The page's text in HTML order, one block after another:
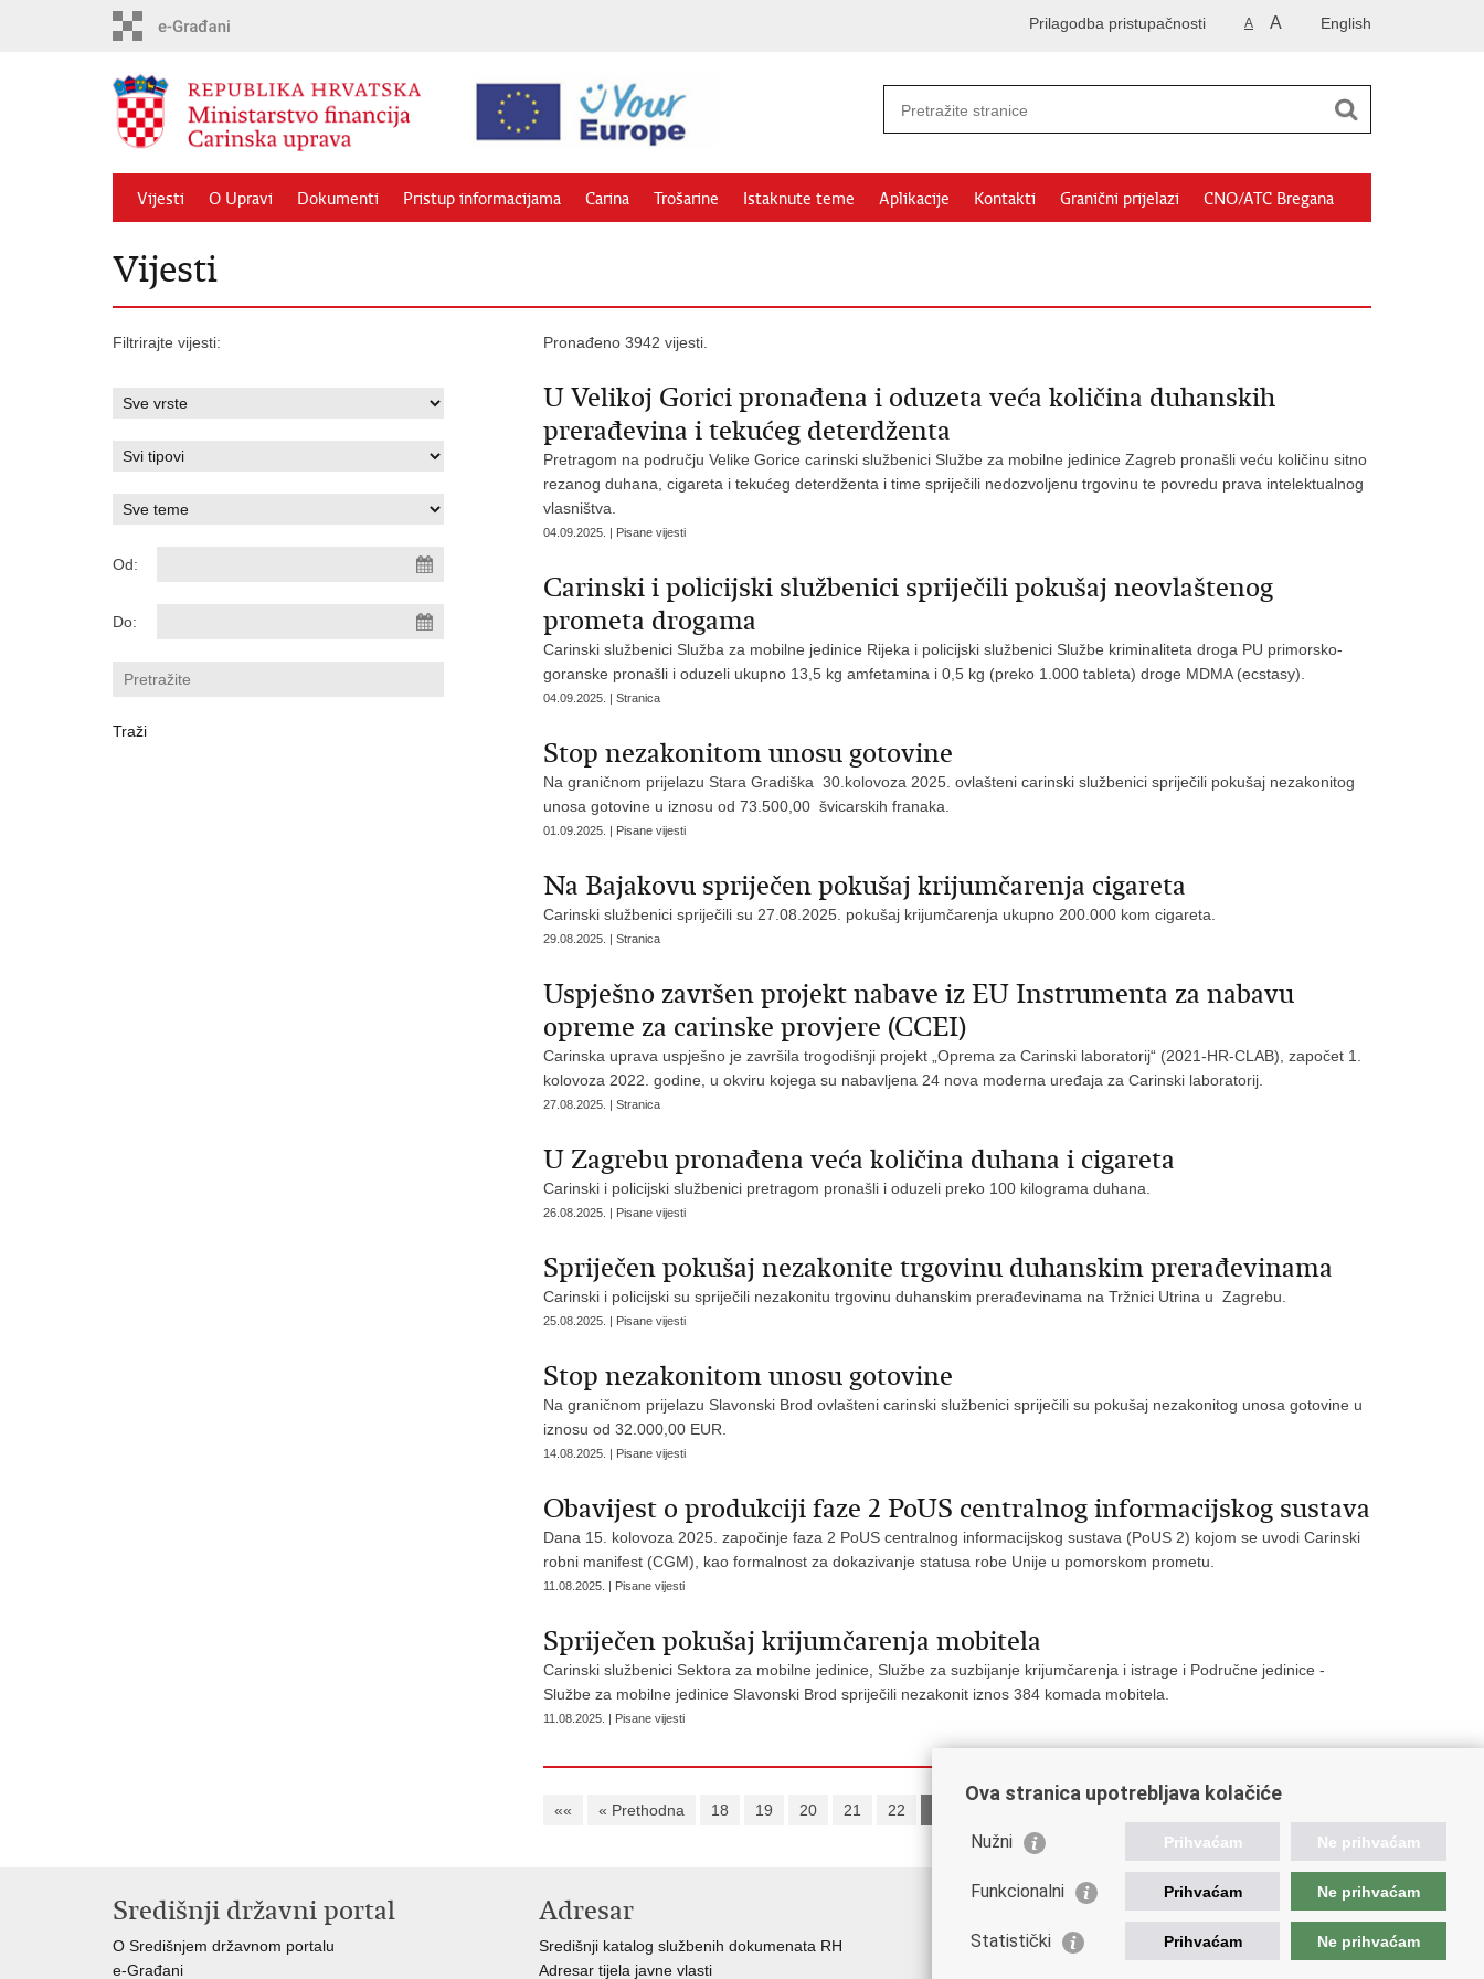
English
A A
Prilagodba pristupačnosti
Vijesti O Upravi Dokumenti Pristup informacijama Carina Trošarine Istaknute teme Aplikacije Kontakti Granični prijelazi CNO/ATC Bregana
Vijesti
Filtrirajte vijesti:
Od:
Do:
Pronađeno 3942 vijesti.
U Velikoj Gorici pronađena i oduzeta veća količina duhanskih
prerađevina i tekućeg deterdženta
Pretragom na području Velike Gorice carinski službenici Službe za mobilne jedinice Zagreb pronašli veću količinu sitno
rezanog duhana, cigareta i tekućeg deterdženta i time spriječili nedozvoljenu trgovinu te povredu prava intelektualnog
vlasništva.
04.09.2025. | Pisane vijesti
Carinski i policijski službenici spriječili pokušaj neovlaštenog
prometa drogama
Carinski službenici Služba za mobilne jedinice Rijeka i policijski službenici Službe kriminaliteta droga PU primorsko-
goranske pronašli i oduzeli ukupno 13,5 kg amfetamina i 0,5 kg (preko 1.000 tableta) droge MDMA (ecstasy).
04.09.2025. | Stranica
Stop nezakonitom unosu gotovine
Na graničnom prijelazu Stara Gradiška 30.kolovoza 2025. ovlašteni carinski službenici spriječili pokušaj nezakonitog
unosa gotovine u iznosu od 73.500,00 švicarskih franaka.
01.09.2025. | Pisane vijesti
Na Bajakovu spriječen pokušaj krijumčarenja cigareta
Carinski službenici spriječili su 27.08.2025. pokušaj krijumčarenja ukupno 200.000 kom cigareta.
29.08.2025. | Stranica
Uspješno završen projekt nabave iz EU Instrumenta za nabavu
opreme za carinske provjere (CCEI)
Carinska uprava uspješno je završila trogodišnji projekt „Oprema za Carinski laboratorij“ (2021-HR-CLAB), započet 1.
kolovoza 2022. godine, u okviru kojega su nabavljena 24 nova moderna uređaja za Carinski laboratorij.
27.08.2025. | Stranica
U Zagrebu pronađena veća količina duhana i cigareta
Carinski i policijski službenici pretragom pronašli i oduzeli preko 100 kilograma duhana.
26.08.2025. | Pisane vijesti
Spriječen pokušaj nezakonite trgovinu duhanskim prerađevinama
Carinski i policijski su spriječili nezakonitu trgovinu duhanskim prerađevinama na Tržnici Utrina u Zagrebu.
25.08.2025. | Pisane vijesti
Stop nezakonitom unosu gotovine
Na graničnom prijelazu Slavonski Brod ovlašteni carinski službenici spriječili su pokušaj nezakonitog unosa gotovine u
iznosu od 32.000,00 EUR.
14.08.2025. | Pisane vijesti
Obavijest o produkciji faze 2 PoUS centralnog informacijskog sustava
Dana 15. kolovoza 2025. započinje faza 2 PoUS centralnog informacijskog sustava (PoUS 2) kojom se uvodi Carinski
robni manifest (CGM), kao formalnost za dokazivanje statusa robe Unije u pomorskom prometu.
11.08.2025. | Pisane vijesti
Spriječen pokušaj krijumčarenja mobitela
Carinski službenici Sektora za mobilne jedinice, Službe za suzbijanje krijumčarenja i istrage i Područne jedinice -
Službe za mobilne jedinice Slavonski Brod spriječili nezakonit iznos 384 komada mobitela.
11.08.2025. | Pisane vijesti
«« « Prethodna 18 19 20 21 22 Sljedeća »
Središnji državni portal
O Središnjem državnom portalu
e-Građani
Adresar
Središnji katalog službenih dokumenata RH
Adresar tijela javne vlasti
Važne poveznice
Vlada Republike Hrvatske
Ova stranica upotrebljava kolačiće
Nužni Prihvaćam Ne prihvaćam
Funkcionalni Prihvaćam Ne prihvaćam
Statistički Prihvaćam Ne prihvaćam